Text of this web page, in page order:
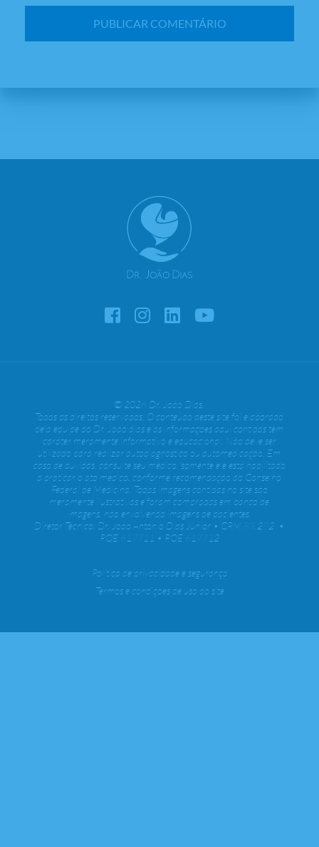
© 2026 Dr. João Dias.
Todos os direitos reservados. O conteúdo deste site foi elaborado
pela equipe do Dr. João dias e as informações aqui contidas tem
caráter meramente informativo e educacional. Não deve ser
utilizado para realizar autodiagnóstico ou automedicação. Em
caso de dúvidas, consulte seu médico, somente ele está habilitado
a praticar o ato médico, conforme recomendação do Conselho
Federal de Medicina. Todas imagens contidas no site são
meramente ilustrativas e foram compradas em banco de
imagens, não envolvendo imagens de pacientes.
Diretor Técnico: Dr. João Antonio Dias Júnior • CRM 89.292 •
RQE 617711 • RQE 617712
Política de privacidade e segurança
Termos e condições de uso do site